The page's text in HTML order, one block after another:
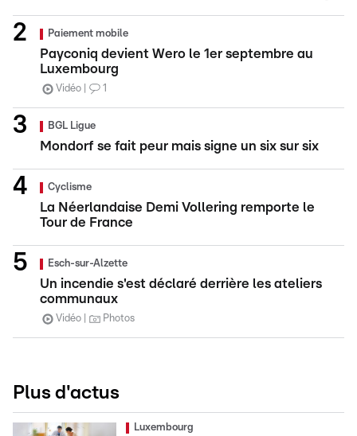
Paiement mobile
Payconiq devient Wero le 1er septembre au
Luxembourg
Vidéo 1
BGL Ligue
Mondorf se fait peur mais signe un six sur six
Cyclisme
La Néerlandaise Demi Vollering remporte le
Tour de France
Esch-sur-Alzette
Un incendie s'est déclaré derrière les ateliers
communaux
Vidéo Photos
Plus d'actus
Luxembourg